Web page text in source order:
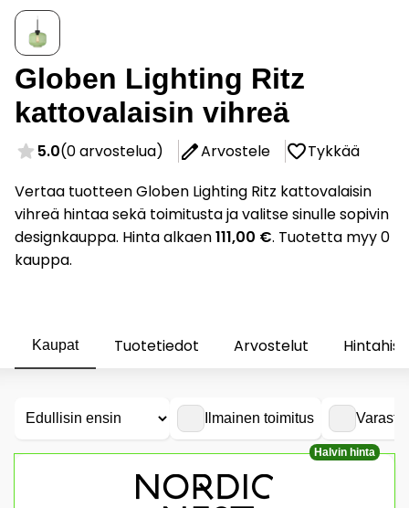
Globen Lighting Ritz
kattovalaisin vihreä
5.0(0 arvostelua) Arvostele
Tykkää
Vertaa tuotteen Globen Lighting Ritz kattovalaisin
vihreä hintaa sekä toimitusta ja valitse sinulle sopivin
designkauppa. Hinta alkaen111,00 €. Tuotetta myy 0
kauppa.
Kaupat Tuotetiedot Arvostelut
Ilmainen toimitus
Halvin hinta